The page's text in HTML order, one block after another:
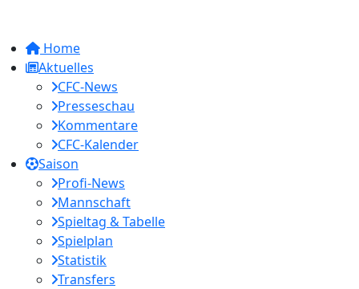
Home
Aktuelles
CFC-News
Presseschau
Kommentare
CFC-Kalender
Saison
Profi-News
Mannschaft
Spieltag & Tabelle
Spielplan
Statistik
Transfers